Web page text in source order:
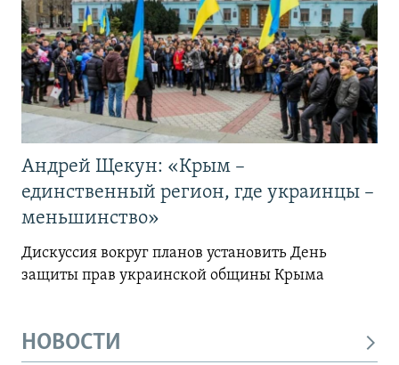
Андрей Щекун: «Крым –
единственный регион, где украинцы –
меньшинство»
Дискуссия вокруг планов установить День
защиты прав украинской общины Крыма
НОВОСТИ